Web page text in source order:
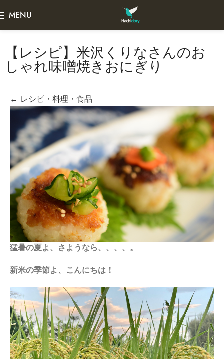
MENU
【レシピ】米沢くりなさんのお
しゃれ味噌焼きおにぎり
← レシピ・料理・食品
猛暑の夏よ、さようなら、、、、。
新米の季節よ、こんにちは！